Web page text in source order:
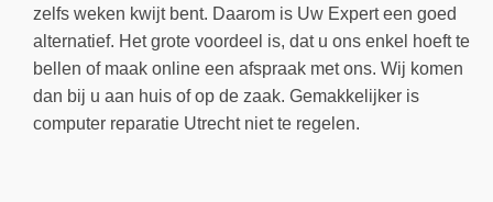
zelfs weken kwijt bent. Daarom is Uw Expert een goed
alternatief. Het grote voordeel is, dat u ons enkel hoeft te
bellen of maak online een afspraak met ons. Wij komen
dan bij u aan huis of op de zaak. Gemakkelijker is
computer reparatie Utrecht niet te regelen.